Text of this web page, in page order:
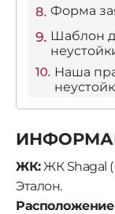
Форма
Шаблон
Наша
ЖК:ЖК Shagal
Эталон.
Расположение